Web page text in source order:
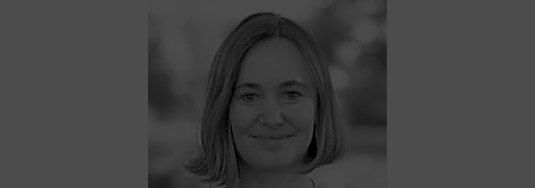
Chris­tia­ne von Bernstorff,